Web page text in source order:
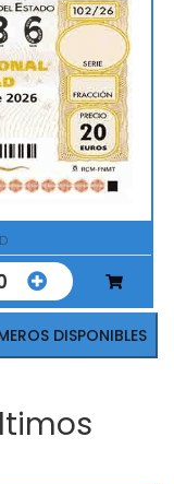
LOS NÚMEROS DISPONIBLES